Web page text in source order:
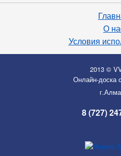
О
Условия
2013 ©
Онлайн-доска
8 (727)